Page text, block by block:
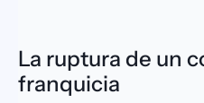
La ruptura de un
franquicia